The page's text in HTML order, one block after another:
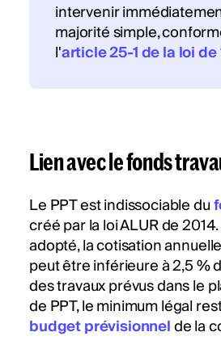
intervenir
majorité simple,
l'article 25-1 de la loi de
Lien avec le fonds
Le PPT est indissociable du
créé par la loi ALUR de
adopté, la cotisation
peut être inférieure à 2,5 %
des travaux prévus dans le
de PPT, le minimum légal
budget prévisionnelde la